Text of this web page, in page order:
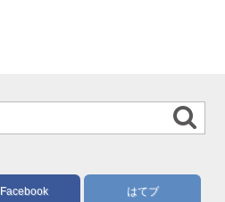
Facebook はてブ